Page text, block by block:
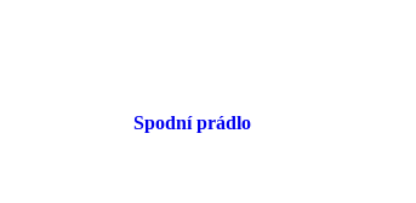
Spodní prádlo